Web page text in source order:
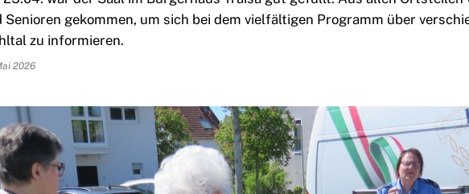
Senioren gekommen, um sich bei dem vielfältigen Programm über
zu informieren.
2026